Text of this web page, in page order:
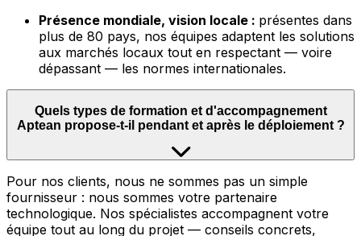
Présence mondiale, vision locale : présentes dans
plus de 80 pays, nos équipes adaptent les solutions
aux marchés locaux tout en respectant — voire
dépassant — les normes internationales.
Quels types de formation et d'accompagnement
Aptean propose-t-il pendant et après le déploiement ?
Pour nos clients, nous ne sommes pas un simple
fournisseur : nous sommes votre partenaire
technologique. Nos spécialistes accompagnent votre
équipe tout au long du projet — conseils concrets,